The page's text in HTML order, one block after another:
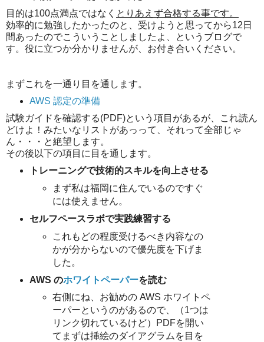
目的は100点満点ではなく とりあえず合格する事です。
効率的に勉強したかったのと、受けようと思ってから12日
間あったのでこういうことしましたよ、というブログで
す。役に立つか分かりませんが、お付き合いください。
まずこれを一通り目を通します。
AWS 認定の準備
試験ガイドを確認する(PDF)という項目があるが、これ読ん
どけよ！みたいなリストがあっって、それって全部じゃ
ん・・・と絶望します。
その後以下の項目に目を通します。
トレーニングで技術的スキルを向上させる
まず私は福岡に住んでいるのですぐ
には使えません。
セルフペースラボで実践練習する
これもどの程度受けるべき内容なの
かが分からないので優先度を下げま
した。
AWS のホワイトペーパーを読む
右側にね、お勧めの AWS ホワイトペ
ーパーというのがあるので、（1つは
リンク切れているけど）PDFを開い
てまずは挿絵のダイアグラムを目を